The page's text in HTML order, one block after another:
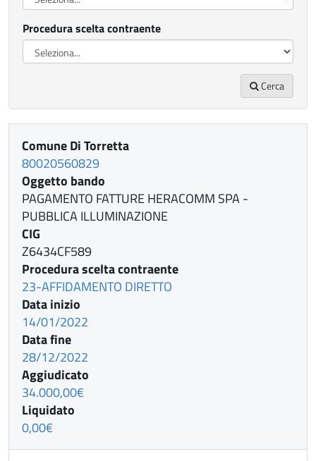
Procedura scelta contraente
Cerca
Comune Di Torretta
80020560829
Oggetto bando
PAGAMENTO FATTURE HERACOMM SPA -
PUBBLICA ILLUMINAZIONE
CIG
Z6434CF589
Procedura scelta contraente
23-AFFIDAMENTO DIRETTO
Data inizio
14/01/2022
Data fine
28/12/2022
Aggiudicato
34.000,00€
Liquidato
0,00€